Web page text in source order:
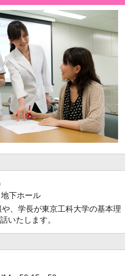
下ホール
、学長が東京工科大学の基本理
いたします。